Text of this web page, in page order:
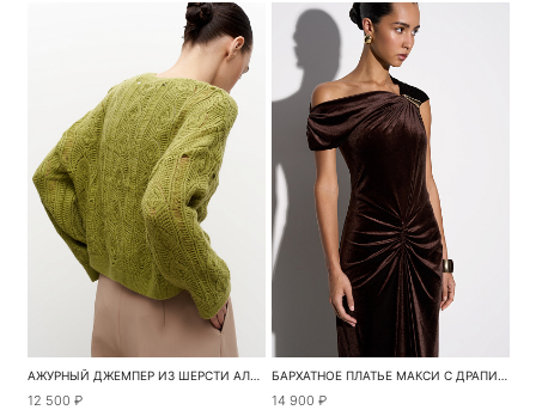
АЖУРНЫЙ ДЖЕМПЕР ИЗ ШЕРСТИ АЛЬПАКА
12 500 ₽
БАРХАТНОЕ ПЛАТЬЕ МАКСИ С ДРАПИРОВКОЙ
14 900 ₽